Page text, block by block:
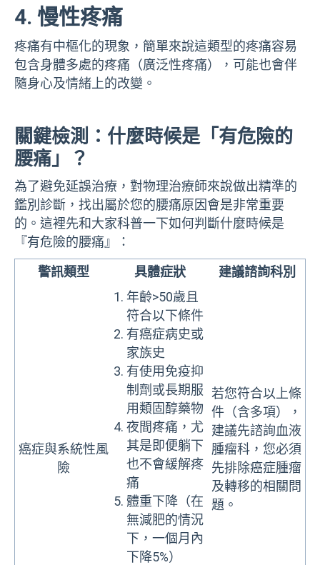
4. 慢性疼痛
疼痛有中樞化的現象，簡單來說這類型的疼痛容易
包含身體多處的疼痛（廣泛性疼痛），可能也會伴
隨身心及情緒上的改變。
關鍵檢測：什麼時候是「有危險的
腰痛」？
為了避免延誤治療，對物理治療師來說做出精準的
鑑別診斷，找出屬於您的腰痛原因會是非常重要
的。這裡先和大家科普一下如何判斷什麼時候是
『有危險的腰痛』：
警訊類型
具體症狀 建議諮詢科別
癌症與系統性風
險
年齡>50歲且
符合以下條件
有癌症病史或
家族史
有使用免疫抑
制劑或長期服
用類固醇藥物
夜間疼痛，尤
其是即便躺下
也不會緩解疼
痛
體重下降（在
無減肥的情況
下，一個月內
下降5%）
若您符合以上條
件（含多項），
建議先諮詢血液
腫瘤科，您必須
先排除癌症腫瘤
及轉移的相關問
題。